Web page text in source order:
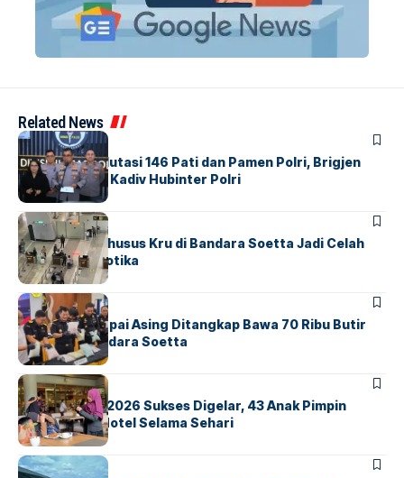
Related News
BERITA
Mabes Polri Mutasi 146 Pati dan Pamen Polri, Brigjen
Untung Jabat Kadiv Hubinter Polri
BANDARABERITA
Ketika Jalur Khusus Kru di Bandara Soetta Jadi Celah
Sindikat Narkotika
BANDARA BERITA
Kopilot Maskapai Asing Ditangkap Bawa 70 Ribu Butir
Ekstasi di Bandara Soetta
BERITAINDEX
GM For A Day 2026 Sukses Digelar, 43 Anak Pimpin
Operasional Hotel Selama Sehari
BANDARA BERITA